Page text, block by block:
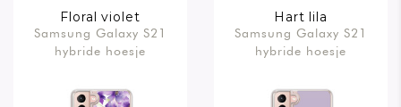
Floral violet
Samsung Galaxy S21
hybride hoesje
Hart lila
Samsung Galaxy S21
hybride hoesje